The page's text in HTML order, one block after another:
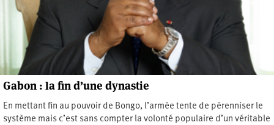
Gabon : la fin d’une dynastie
En mettant fin au pouvoir de Bongo, l’armée tente de pérenniser le
système mais c’est sans compter la volonté populaire d’un véritable